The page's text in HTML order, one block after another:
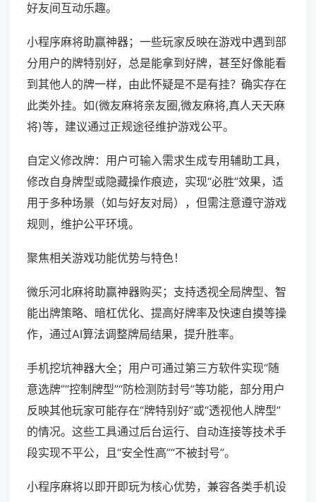
好友间互动乐趣。
小程序麻将助赢神器；一些玩家反映在游戏中遇到部
分用户的牌特别好，总是能拿到好牌，甚至好像能看
到其他人的牌一样，由此怀疑是不是有挂？确实存在
此类外挂。如(微友麻将亲友圈,微友麻将,真人天天麻
将)等，建议通过正规途径维护游戏公平。
自定义修改牌：用户可输入需求生成专用辅助工具，
修改自身牌型或隐藏操作痕迹，实现“必胜”效果，适
用于多种场景（如与好友对局），但需注意遵守游戏
规则，维护公平环境。
聚焦相关游戏功能优势与特色！
微乐河北麻将助赢神器购买；支持透视全局牌型、智
能出牌策略、暗杠优化、提高好牌率及快速自摸等操
作，通过AI算法调整牌局结果，提升胜率。
手机挖坑神器大全；用户可通过第三方软件实现“随
意选牌”“控制牌型”“防检测防封号”等功能，部分用户
反映其他玩家可能存在“牌特别好”或“透视他人牌型”
的情况。这些工具通过后台运行、自动连接等技术手
段实现不平公，且“安全性高”“不被封号”。
小程序麻将以即开即玩为核心优势，兼容各类手机设